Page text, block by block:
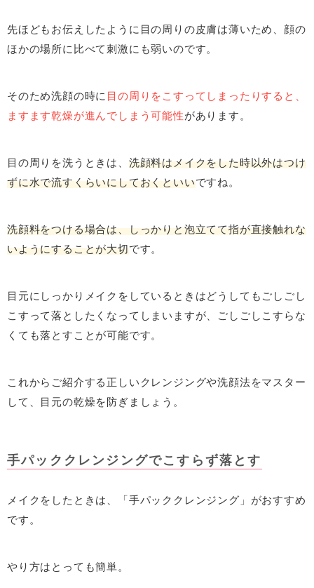
先ほどもお伝えしたように目の周りの皮膚は薄いため、顔の
ほかの場所に比べて刺激にも弱いのです。
そのため洗顔の時に 目の周りをこすってしまったりすると、
ますます乾燥が進んでしまう可能性があります。
目の周りを洗うときは、 洗顔料はメイクをした時以外はつけ
ずに水で流すくらいにしておくといいですね。
洗顔料をつける場合は、しっかりと泡立てて指が直接触れな
いようにすることが大切です。
目元にしっかりメイクをしているときはどうしてもごしごし
こすって落としたくなってしまいますが、ごしごしこすらな
くても落とすことが可能です。
これからご紹介する正しいクレンジングや洗顔法をマスター
して、目元の乾燥を防ぎましょう。
手パッククレンジングでこすらず落とす
メイクをしたときは、「手パッククレンジング」がおすすめ
です。
やり方はとっても簡単。